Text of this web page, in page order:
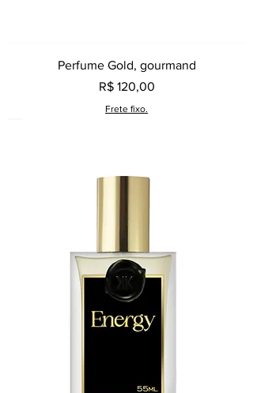
Perfume Gold, gourmand
Preço
R$ 120,00
Frete fixo.